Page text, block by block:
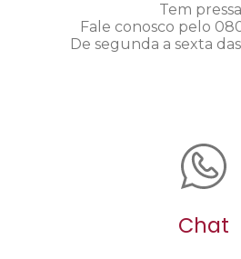
Tem
Fale conosco pelo
De segunda a sexta
Chat